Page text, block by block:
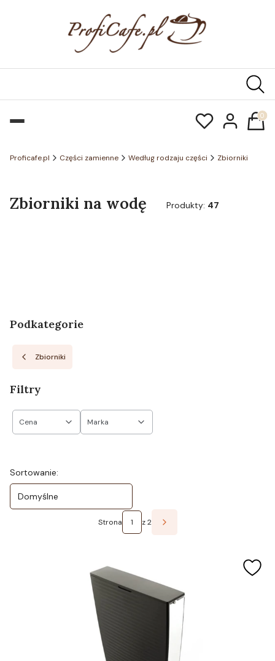
Proficafe.pl Części zamienne Według rodzaju części Zbiorniki
Zbiorniki na wodę Produkty: 47
Podkategorie
Zbiorniki
Filtry
Cena Marka
Lista produktów
Sortowanie:
Domyślne
Strona z 2 Następne produkty